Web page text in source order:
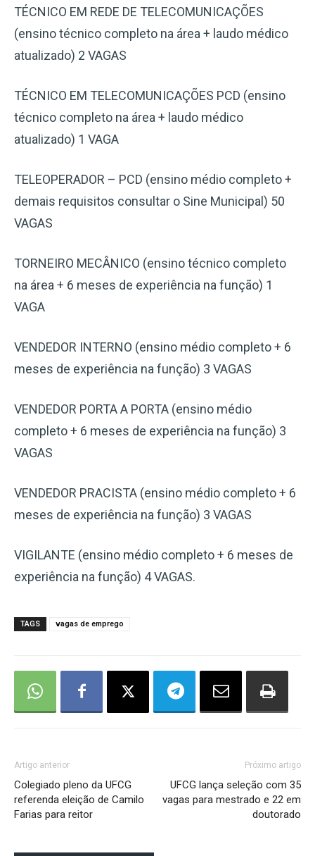
TÉCNICO EM REDE DE TELECOMUNICAÇÕES
(ensino técnico completo na área + laudo médico
atualizado) 2 VAGAS
TÉCNICO EM TELECOMUNICAÇÕES PCD (ensino
técnico completo na área + laudo médico
atualizado) 1 VAGA
TELEOPERADOR – PCD (ensino médio completo +
demais requisitos consultar o Sine Municipal) 50
VAGAS
TORNEIRO MECÂNICO (ensino técnico completo
na área + 6 meses de experiência na função) 1
VAGA
VENDEDOR INTERNO (ensino médio completo + 6
meses de experiência na função) 3 VAGAS
VENDEDOR PORTA A PORTA (ensino médio
completo + 6 meses de experiência na função) 3
VAGAS
VENDEDOR PRACISTA (ensino médio completo + 6
meses de experiência na função) 3 VAGAS
VIGILANTE (ensino médio completo + 6 meses de
experiência na função) 4 VAGAS.
TAGS vagas de emprego
Artigo anterior
Colegiado pleno da UFCG
referenda eleição de Camilo
Farias para reitor
Próximo artigo
UFCG lança seleção com 35
vagas para mestrado e 22 em
doutorado